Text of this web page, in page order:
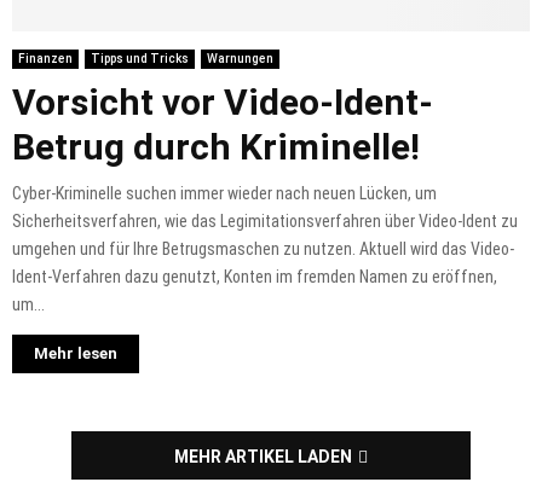
Finanzen Tipps und Tricks Warnungen
Vorsicht vor Video-Ident-
Betrug durch Kriminelle!
Cyber-Kriminelle suchen immer wieder nach neuen Lücken, um
Sicherheitsverfahren, wie das Legimitationsverfahren über Video-Ident zu
umgehen und für Ihre Betrugsmaschen zu nutzen. Aktuell wird das Video-
Ident-Verfahren dazu genutzt, Konten im fremden Namen zu eröffnen,
um...
Mehr lesen
MEHR ARTIKEL LADEN